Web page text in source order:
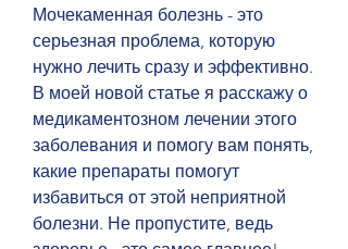
Мочекаменная болезнь - это
серьезная проблема, которую
нужно лечить сразу и эффективно.
В моей новой статье я расскажу о
медикаментозном лечении этого
заболевания и помогу вам понять,
какие препараты помогут
избавиться от этой неприятной
болезни. Не пропустите, ведь